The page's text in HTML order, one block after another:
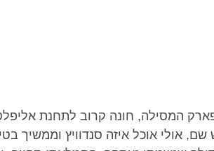
המסילה, חונה קרוב לתחנת
אולי אוכל איזה סנדוויץ וממשיך